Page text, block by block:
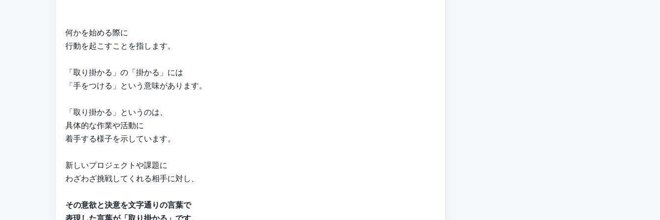
何かを始める際に
行動を起こすことを指します。
「取り掛かる」の「掛かる」には
「手をつける」という意味があります。
「取り掛かる」というのは、
具体的な作業や活動に
着手する様子を示しています。
新しいプロジェクトや課題に
わざわざ挑戦してくれる相手に対し、
その意欲と決意を文字通りの言葉で
表現した言葉が「取り掛かる」です。